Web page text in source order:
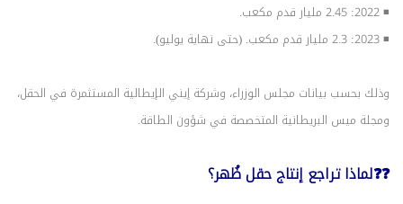
◾ 2022: 2.45 مليار قدم مكعب.
◾ 2023: 2.3 مليار قدم مكعب. (حتى نهاية يوليو).
وذلك بحسب بيانات مجلس الوزراء، وشركة إيني الإيطالية المستثمرة في الحقل،
ومجلة ميس البريطانية المتخصصة في شؤون الطاقة.
❓❓لماذا تراجع إنتاج حقل ظُهر؟